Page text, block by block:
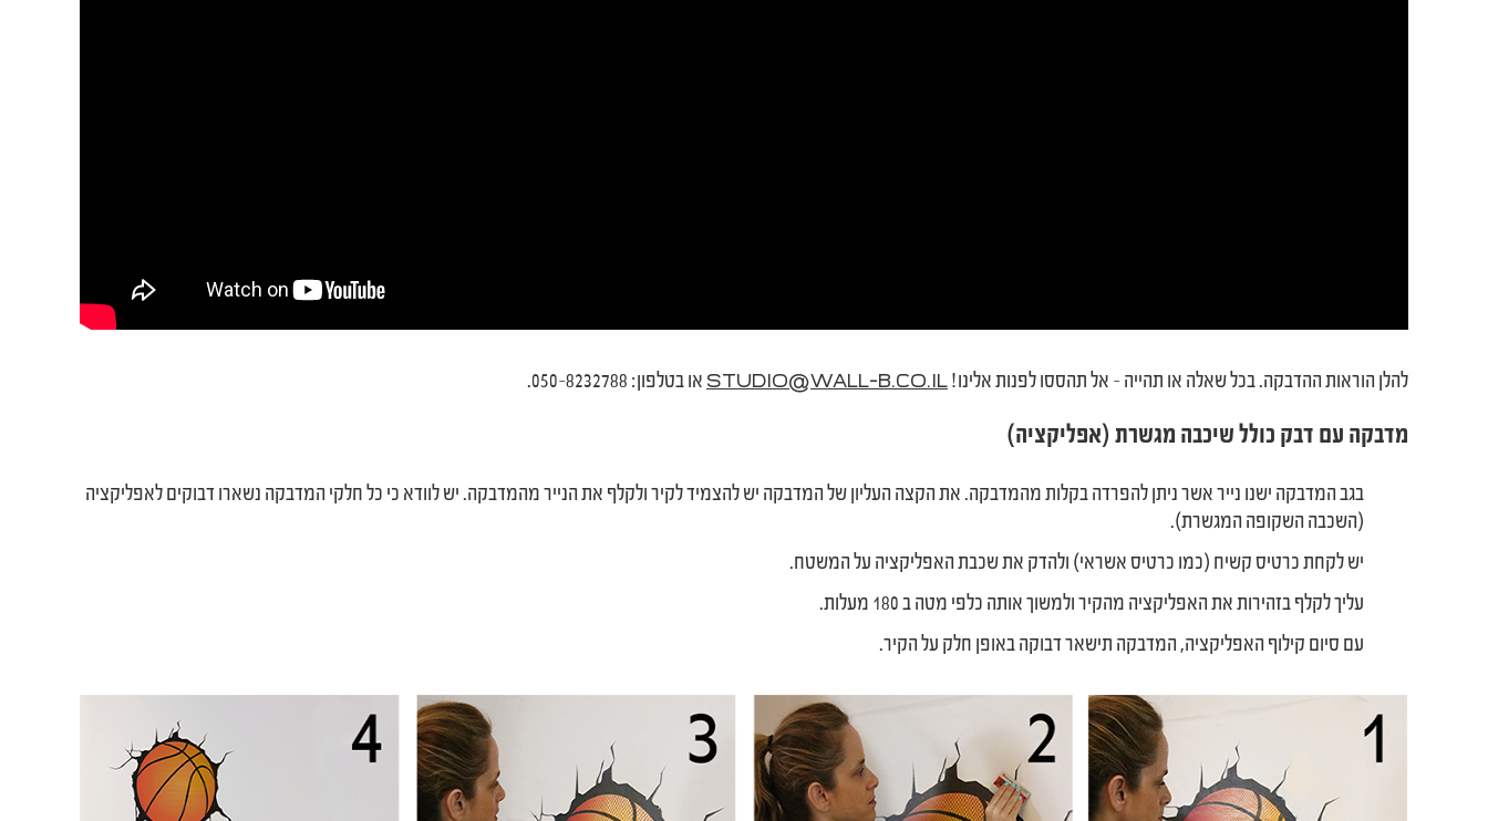
להלן הוראות ההדבקה. בכל שאלה או תהייה – אל תהססו לפנות אלינו!STUDIO@WALL-B.CO.IL או בטלפון: 050-8232788.
מדבקה עם דבק כולל שיכבה מגשרת (אפליקציה)
בגב המדבקה ישנו נייר אשר ניתן להפרדה בקלות מהמדבקה. את הקצה העליון של המדבקה יש להצמיד לקיר ולקלף את הנייר מהמדבקה. יש לוודא כי כל חלקי המדבקה נשארו דבוקים לאפליקציה
(השכבה השקופה המגשרת).
יש לקחת כרטיס קשיח (כמו כרטיס אשראי) ולהדק את שכבת האפליקציה על המשטח.
עליך לקלף בזהירות את האפליקציה מהקיר ולמשוך אותה כלפי מטה ב 180 מעלות.
עם סיום קילוף האפליקציה, המדבקה תישאר דבוקה באופן חלק על הקיר.